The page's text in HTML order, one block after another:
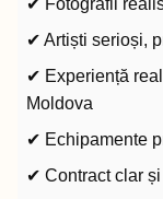
✔ Fotografii
✔ Artiști serioși,
✔ Experiență
Moldova
✔ Echipamente
✔ Contract clar